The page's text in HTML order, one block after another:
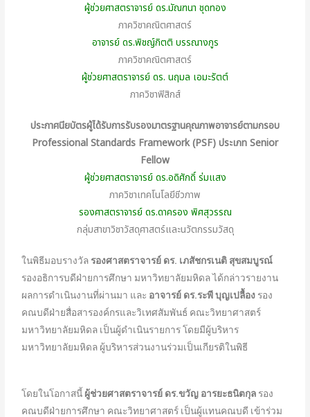
ผู้ช่วยศาสตราจารย์ ดร.มัณฑนา ชุดทอง
ภาควิชาคณิตศาสตร์
อาจารย์ ดร.พิชญ์กิตติ บรรณางกูร
ภาควิชาคณิตศาสตร์
ผู้ช่วยศาสตราจารย์ ดร. นฤมล เอมะรัตต์
ภาควิชาฟิสิกส์
ประกาศนียบัตรผู้ได้รับการรับรองมาตรฐานคุณภาพอาจารย์ตามกรอบ
Professional Standards Framework (PSF) ประเภท Senior
Fellow
ผู้ช่วยศาสตราจารย์ ดร.อดิศักดิ์ ร่มแสง
ภาควิชาเทคโนโลยีชีวภาพ
รองศาสตราจารย์ ดร.ดาครอง พิศสุวรรณ
กลุ่มสาขาวิชาวัสดุศาสตร์และนวัตกรรมวัสดุ
ในพิธีมอบรางวัล รองศาสตราจารย์ ดร. เภสัชกรเนติ สุขสมบูรณ์
รองอธิการบดีฝ่ายการศึกษา มหาวิทยาลัยมหิดล ได้กล่าวรายงาน
ผลการดำเนินงานที่ผ่านมา และ อาจารย์ ดร.ระพี บุญเปลื้อง รอง
คณบดีฝ่ายสื่อสารองค์กรและวิเทศสัมพันธ์ คณะวิทยาศาสตร์
มหาวิทยาลัยมหิดล เป็นผู้ดำเนินรายการ โดยมีผู้บริหาร
มหาวิทยาลัยมหิดล ผู้บริหารส่วนงานร่วมเป็นเกียรติในพิธี
โดยในโอกาสนี้ ผู้ช่วยศาสตราจารย์ ดร.ขวัญ อารยะธนิตกุล รอง
คณบดีฝ่ายการศึกษา คณะวิทยาศาสตร์ เป็นผู้แทนคณบดี เข้าร่วม